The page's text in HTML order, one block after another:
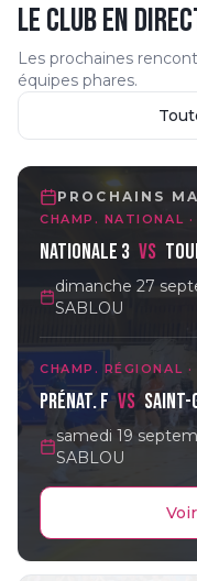
LE CLUB EN
Les prochaines
équipes phares.
PROCHAINS
CHAMP. NATIONAL ·
Nationale 3 vs
dimanche 27
SABLOU
CHAMP. RÉGIONAL ·
Prénat. F vs SAINT-
samedi 19
SABLOU